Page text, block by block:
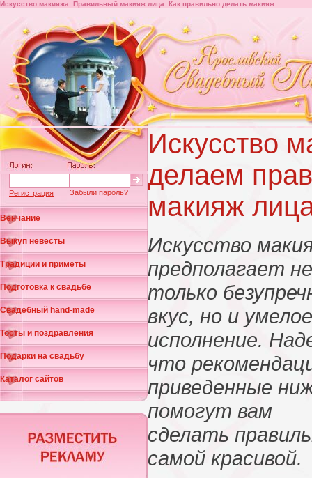
Искусство макияжа. Правильный макияж лица. Как правильно делать макияж.
Регистрация Забыли пароль?
Венчание
Выкуп невесты
Традиции и приметы
Подготовка к свадьбе
Свадебный hand-made
Тосты и поздравления
Подарки на свадьбу
Каталог сайтов
Искусство
делаем
макияж
Искусство
предполагает не
только
вкус, но и умелое
исполнение.
что
приведенные
помогут вам
сделать
самой красивой.